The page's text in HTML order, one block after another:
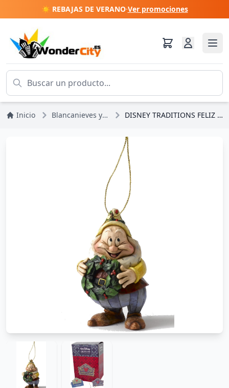
☀️ REBAJAS DE VERANO·Ver promociones
Inicio Blancanieves y los 7 enanitos DISNEY TRADITIONS FELIZ (decoración del árbol)